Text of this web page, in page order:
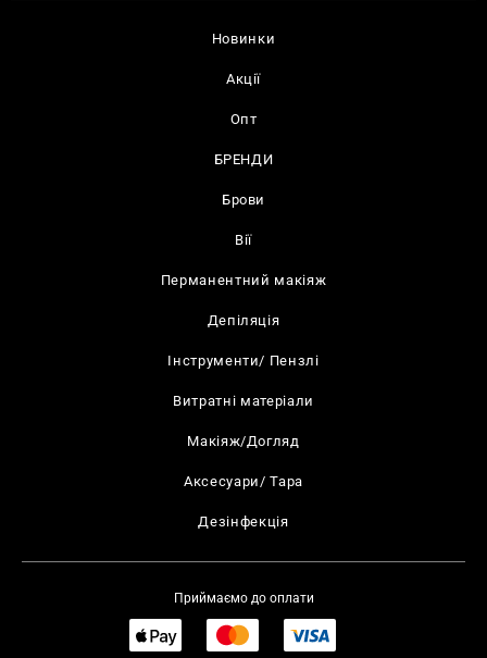
Новинки
Акції
Опт
БРЕНДИ
Брови
Вії
Перманентний макіяж
Депіляція
Інструменти/ Пензлі
Витратні матеріали
Макіяж/Догляд
Аксесуари/ Тара
Дезінфекція
Приймаємо до оплати